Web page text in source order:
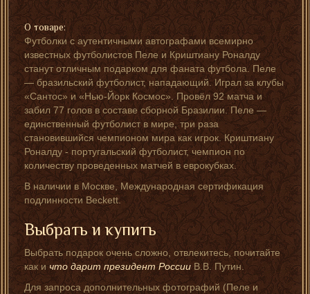
О товаре:
Футболки с аутентичными автографами всемирно
известных футболистов Пеле и Криштиану Роналду
станут отличным подарком для фаната футбола. Пеле
— бразильский футболист, нападающий. Играл за клубы
«Сантос» и «Нью-Йорк Космос». Провёл 92 матча и
забил 77 голов в составе сборной Бразилии. Пеле —
единственный футболист в мире, три раза
становившийся чемпионом мира как игрок. Криштиану
Роналду - португальский футболист, чемпион по
количеству проведенных матчей в еврокубках.
В наличии в Москве, Международная сертификация
подлинности Beckett.
Выбрать и купить
Выбрать подарок очень сложно, отвлекитесь, почитайте
как ичто дарит президент РоссииВ.В. Путин.
Для запроса дополнительных фотографий (Пеле и